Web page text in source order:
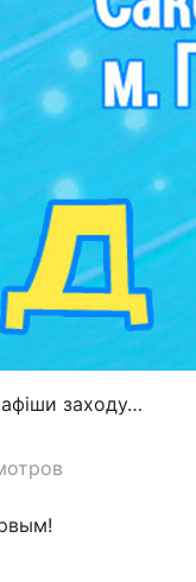
заходу…